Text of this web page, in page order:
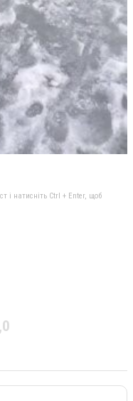
і натисніть Ctrl + Enter, щоб